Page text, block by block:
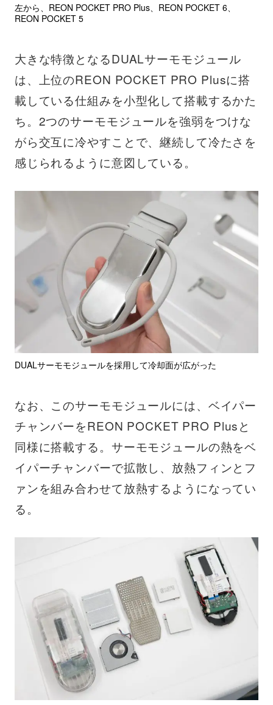
左から、REON POCKET PRO Plus、REON POCKET 6、
REON POCKET 5
大きな特徴となるDUALサーモモジュール
は、上位のREON POCKET PRO Plusに搭
載している仕組みを小型化して搭載するかた
ち。2つのサーモモジュールを強弱をつけな
がら交互に冷やすことで、継続して冷たさを
感じられるように意図している。
DUALサーモモジュールを採用して冷却面が広がった
なお、このサーモモジュールには、ベイパー
チャンバーをREON POCKET PRO Plusと
同様に搭載する。サーモモジュールの熱をベ
イパーチャンバーで拡散し、放熱フィンとフ
ァンを組み合わせて放熱するようになってい
る。